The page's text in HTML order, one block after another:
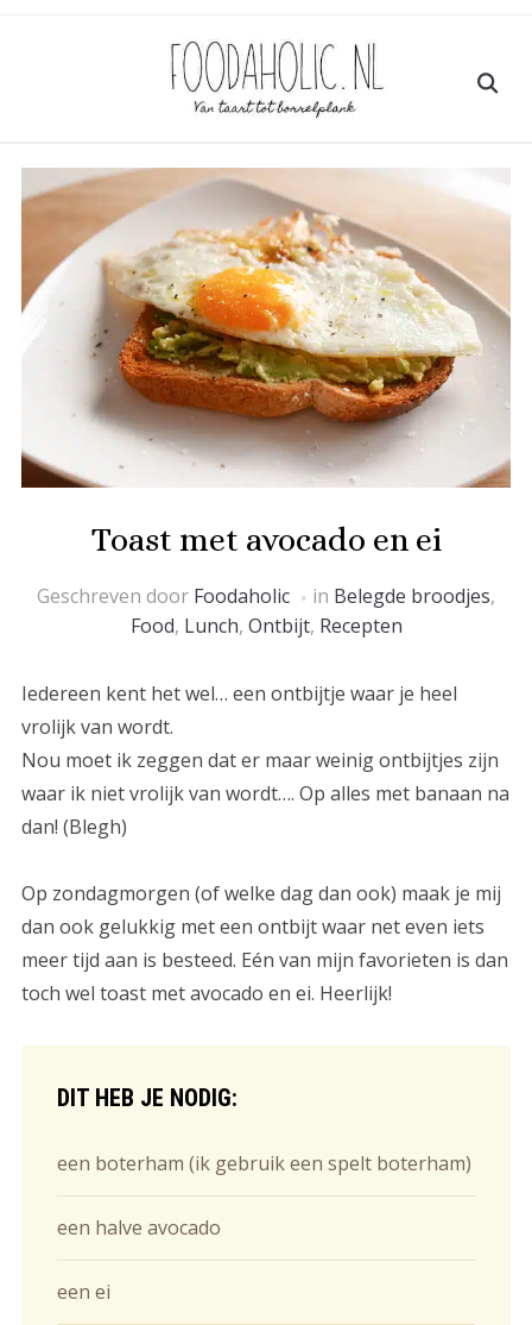
Toast met avocado en ei
Geschreven door Foodaholic in Belegde broodjes,
Food, Lunch, Ontbijt, Recepten
Iedereen kent het wel… een ontbijtje waar je heel
vrolijk van wordt.
Nou moet ik zeggen dat er maar weinig ontbijtjes zijn
waar ik niet vrolijk van wordt…. Op alles met banaan na
dan! (Blegh)
Op zondagmorgen (of welke dag dan ook) maak je mij
dan ook gelukkig met een ontbijt waar net even iets
meer tijd aan is besteed. Eén van mijn favorieten is dan
toch wel toast met avocado en ei. Heerlijk!
DIT HEB JE NODIG:
een boterham (ik gebruik een spelt boterham)
een halve avocado
een ei